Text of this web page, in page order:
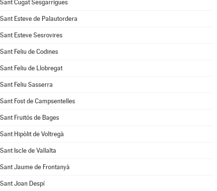
Sant Cugat Sesgarrigues
Sant Esteve de Palautordera
Sant Esteve Sesrovires
Sant Feliu de Codines
Sant Feliu de Llobregat
Sant Feliu Sasserra
Sant Fost de Campsentelles
Sant Fruitós de Bages
Sant Hipòlit de Voltregà
Sant Iscle de Vallalta
Sant Jaume de Frontanyà
Sant Joan Despí